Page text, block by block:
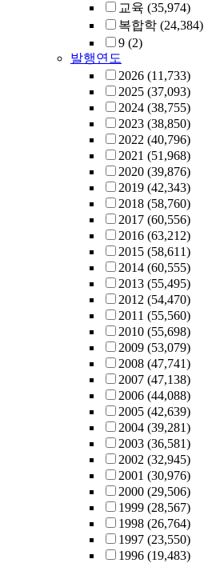
교육 (35,974)
복합학 (24,384)
9 (2)
발행연도
2026 (11,733)
2025 (37,093)
2024 (38,755)
2023 (38,850)
2022 (40,796)
2021 (51,968)
2020 (39,876)
2019 (42,343)
2018 (58,760)
2017 (60,556)
2016 (63,212)
2015 (58,611)
2014 (60,555)
2013 (55,495)
2012 (54,470)
2011 (55,560)
2010 (55,698)
2009 (53,079)
2008 (47,741)
2007 (47,138)
2006 (44,088)
2005 (42,639)
2004 (39,281)
2003 (36,581)
2002 (32,945)
2001 (30,976)
2000 (29,506)
1999 (28,567)
1998 (26,764)
1997 (23,550)
1996 (19,483)